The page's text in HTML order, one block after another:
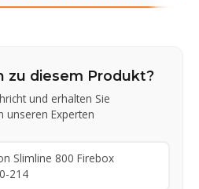
zu diesem Produkt?
und erhalten Sie
unseren Experten
Slimline 800 Firebox
214